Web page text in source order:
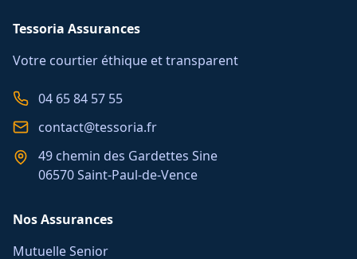
Tessoria Assurances
Votre courtier éthique et transparent
04 65 84 57 55
contact@tessoria.fr
49 chemin des Gardettes Sine
06570 Saint-Paul-de-Vence
Nos Assurances
Mutuelle Senior